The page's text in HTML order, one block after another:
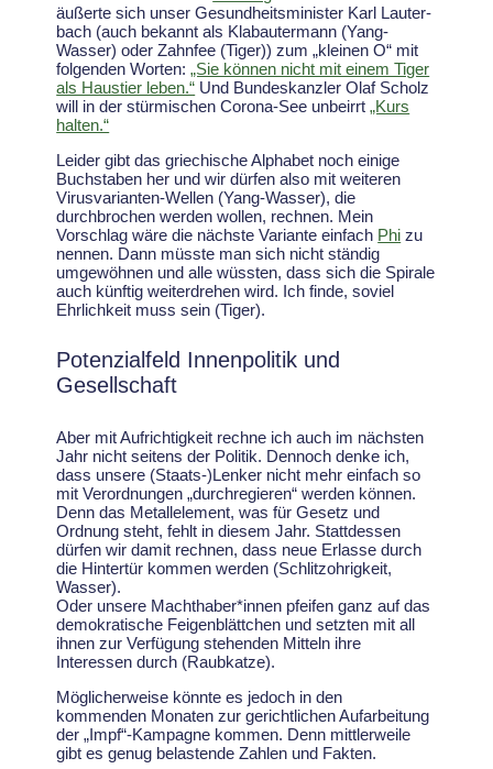
äußerte sich unser Gesundheitsminister Karl Lauter-
bach (auch bekannt als Klabautermann (Yang-
Wasser) oder Zahnfee (Tiger)) zum „kleinen O“ mit
folgenden Worten:„Sie können nicht mit einem Tiger
als Haustier leben.“ Und Bundeskanzler Olaf Scholz
will in der stürmischen Corona-See unbeirrt„Kurs
halten.“
Leider gibt das griechische Alphabet noch einige
Buchstaben her und wir dürfen also mit weiteren
Virusvarianten-Wellen (Yang-Wasser), die
durchbrochen werden wollen, rechnen. Mein
Vorschlag wäre die nächste Variante einfach Phi zu
nennen. Dann müsste man sich nicht ständig
umgewöhnen und alle wüssten, dass sich die Spirale
auch künftig weiterdrehen wird. Ich finde, soviel
Ehrlichkeit muss sein (Tiger).
Potenzialfeld Innenpolitik und
Gesellschaft
Aber mit Aufrichtigkeit rechne ich auch im nächsten
Jahr nicht seitens der Politik. Dennoch denke ich,
dass unsere (Staats-)Lenker nicht mehr einfach so
mit Verordnungen „durchregieren“ werden können.
Denn das Metallelement, was für Gesetz und
Ordnung steht, fehlt in diesem Jahr. Stattdessen
dürfen wir damit rechnen, dass neue Erlasse durch
die Hintertür kommen werden (Schlitzohrigkeit,
Wasser).
Oder unsere Machthaber*innen pfeifen ganz auf das
demokratische Feigenblättchen und setzten mit all
ihnen zur Verfügung stehenden Mitteln ihre
Interessen durch (Raubkatze).
Möglicherweise könnte es jedoch in den
kommenden Monaten zur gerichtlichen Aufarbeitung
der „Impf“-Kampagne kommen. Denn mittlerweile
gibt es genug belastende Zahlen und Fakten.